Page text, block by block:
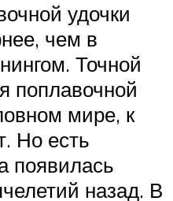
удочки
чем в
Точной
поплавочной
мире, к
Но есть
появилась
назад. В